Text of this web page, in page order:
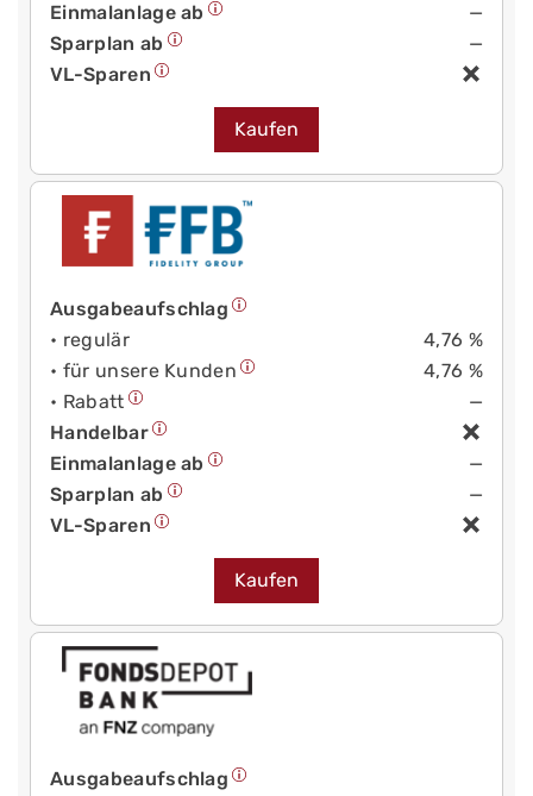
Einmalanlage ab
—
Sparplan ab
—
VL-Sparen
Kaufen
Ausgabeaufschlag
• regulär
4,76 %
• für unsere Kunden
4,76 %
• Rabatt
—
Handelbar
Einmalanlage ab
—
Sparplan ab
—
VL-Sparen
Kaufen
Ausgabeaufschlag